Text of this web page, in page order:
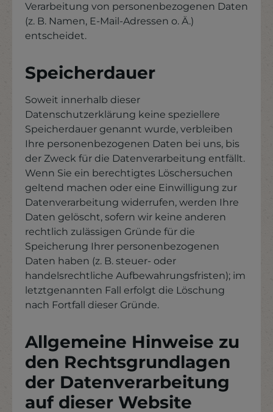
Verarbeitung von personenbezogenen Daten
(z. B. Namen, E-Mail-Adressen o. Ä.)
entscheidet.
Speicherdauer
Soweit innerhalb dieser
Datenschutzerklärung keine speziellere
Speicherdauer genannt wurde, verbleiben
Ihre personenbezogenen Daten bei uns, bis
der Zweck für die Datenverarbeitung entfällt.
Wenn Sie ein berechtigtes Löschersuchen
geltend machen oder eine Einwilligung zur
Datenverarbeitung widerrufen, werden Ihre
Daten gelöscht, sofern wir keine anderen
rechtlich zulässigen Gründe für die
Speicherung Ihrer personenbezogenen
Daten haben (z. B. steuer- oder
handelsrechtliche Aufbewahrungsfristen); im
letztgenannten Fall erfolgt die Löschung
nach Fortfall dieser Gründe.
Allgemeine Hinweise zu
den Rechtsgrundlagen
der Datenverarbeitung
auf dieser Website